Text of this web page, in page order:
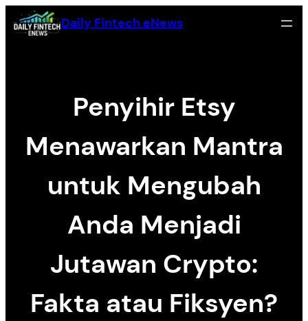
Skip
to
Daily Fintech eNews
Penyihir Etsy
Menawarkan Mantra
untuk Mengubah
Anda Menjadi
Jutawan Crypto:
Fakta atau Fiksyen?